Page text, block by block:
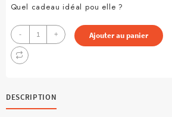
Quel cadeau idéal pou elle ?
-
quantité
de
Montre
pour
Femme
+ Ajouter au panier
DESCRIPTION